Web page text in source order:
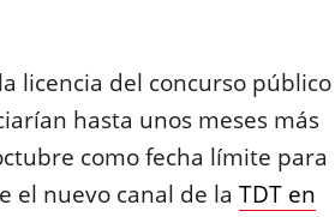
licencia del concurso público
hasta unos meses más
como fecha límite para
el nuevo canal de la TDT en